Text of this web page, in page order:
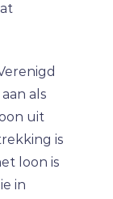
als
uit
is
loon is
in